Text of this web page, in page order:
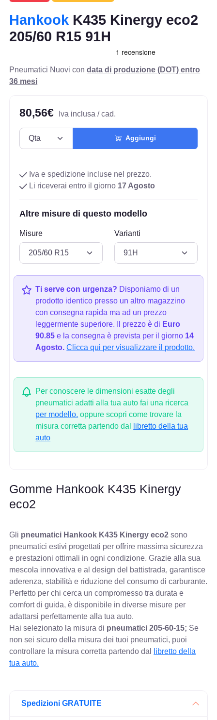
Hankook K435 Kinergy eco2
205/60 R15 91H
Pneumatici Nuovi condata di produzione (DOT) entro
36 mesi
80,56€ Iva inclusa / cad.
Aggiungi
Iva e spedizione incluse nel prezzo.
Li riceverai entro il giorno 17 Agosto
Altre misure di questo modello
Misure Varianti
Ti serve con urgenza? Disponiamo di un
prodotto identico presso un altro magazzino
con consegna rapida ma ad un prezzo
leggermente superiore. Il prezzo è di Euro
90.85 e la consegna è prevista per il giorno 14
Agosto. Clicca qui per visualizzare il prodotto.
Per conoscere le dimensioni esatte degli
pneumatici adatti alla tua auto fai una ricerca
per modello. oppure scopri come trovare la
misura corretta partendo dal
libretto della tua
auto
Gomme Hankook K435 Kinergy
eco2
Gli pneumatici Hankook K435 Kinergy eco2 sono
pneumatici estivi progettati per offrire massima sicurezza
e prestazioni ottimali in ogni condizione. Grazie alla sua
mescola innovativa e al design del battistrada, garantisce
aderenza, stabilità e riduzione del consumo di carburante.
Perfetto per chi cerca un compromesso tra durata e
comfort di guida, è disponibile in diverse misure per
adattarsi perfettamente alla tua auto.
Hai selezionato la misura di pneumatici205-60-15; Se
non sei sicuro della misura dei tuoi pneumatici, puoi
controllare la misura corretta partendo dal
libretto della
tua auto.
Spedizioni GRATUITE